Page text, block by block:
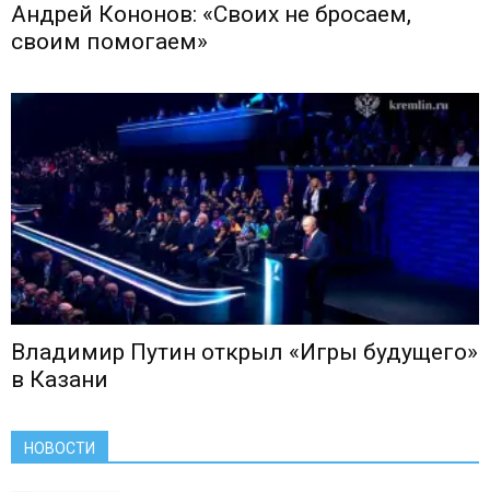
Андрей Кононов: «Своих не бросаем,
своим помогаем»
Владимир Путин открыл «Игры будущего»
в Казани
НОВОСТИ